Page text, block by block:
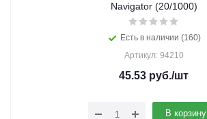
Navigator (20/1000)
Есть в наличии (160)
Артикул: 94210
45.53 руб./шт
В корзину